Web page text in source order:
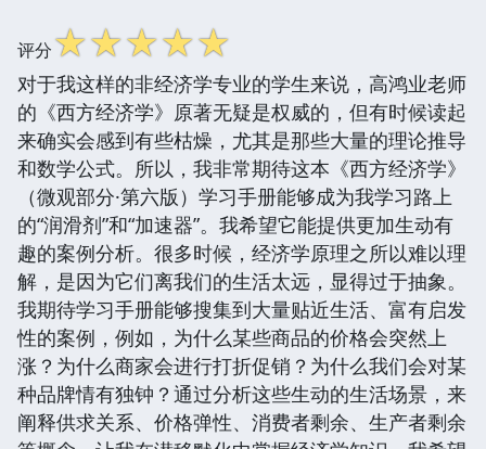
评分☆☆☆☆☆
对于我这样的非经济学专业的学生来说，高鸿业老师
的《西方经济学》原著无疑是权威的，但有时候读起
来确实会感到有些枯燥，尤其是那些大量的理论推导
和数学公式。所以，我非常期待这本《西方经济学》
（微观部分·第六版）学习手册能够成为我学习路上
的“润滑剂”和“加速器”。我希望它能提供更加生动有
趣的案例分析。很多时候，经济学原理之所以难以理
解，是因为它们离我们的生活太远，显得过于抽象。
我期待学习手册能够搜集到大量贴近生活、富有启发
性的案例，例如，为什么某些商品的价格会突然上
涨？为什么商家会进行打折促销？为什么我们会对某
种品牌情有独钟？通过分析这些生动的生活场景，来
阐释供求关系、价格弹性、消费者剩余、生产者剩余